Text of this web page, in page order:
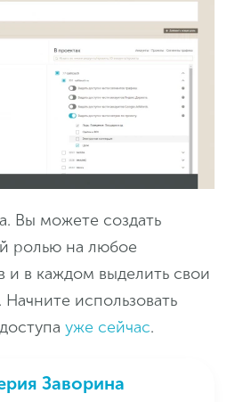
Вы можете создать
ролью на любое
и в каждом выделить свои
использовать
уже сейчас.
Заворина